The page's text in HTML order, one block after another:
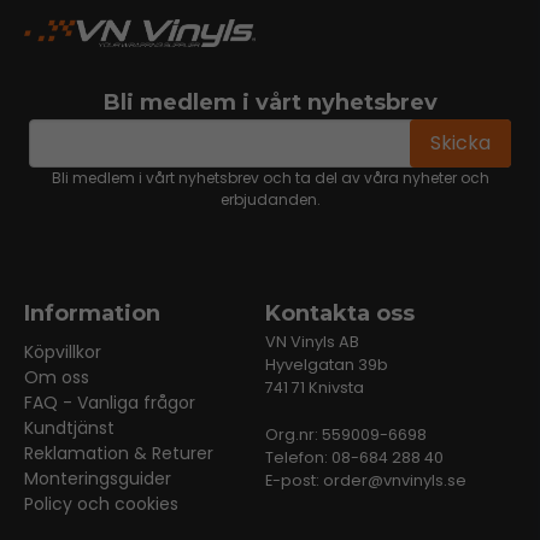
Bli medlem i vårt nyhetsbrev
email Skicka
Bli medlem i vårt nyhetsbrev och ta del av våra nyheter och
erbjudanden.
Information
Köpvillkor
Om oss
FAQ - Vanliga frågor
Kundtjänst
Reklamation & Returer
Monteringsguider
Policy och cookies
Kontakta oss
VN Vinyls AB
Hyvelgatan 39b
741 71 Knivsta
Org.nr: 559009-6698
Telefon: 08-684 288 40
E-post: order@vnvinyls.se